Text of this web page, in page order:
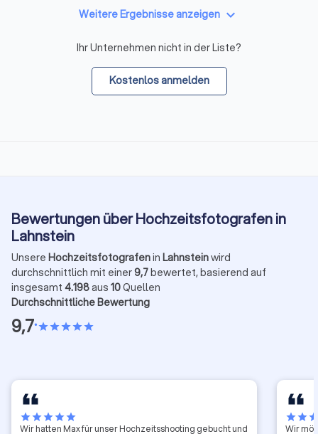
Weitere Ergebnisse anzeigen keyboard_arrow_down
Ihr Unternehmen nicht in der Liste?
Kostenlos anmelden
Bewertungen über Hochzeitsfotografen in
Lahnstein
Unsere Hochzeitsfotografenin Lahnsteinwird
durchschnittlich mit einer9,7bewertet, basierend auf
insgesamt 4.198aus 10Quellen
Durchschnittliche Bewertung
9,7•starstarstarstarstar
starstarstarstarstar
Wir hatten Max für unser Hochzeitsshooting gebucht und
starstar
Wir